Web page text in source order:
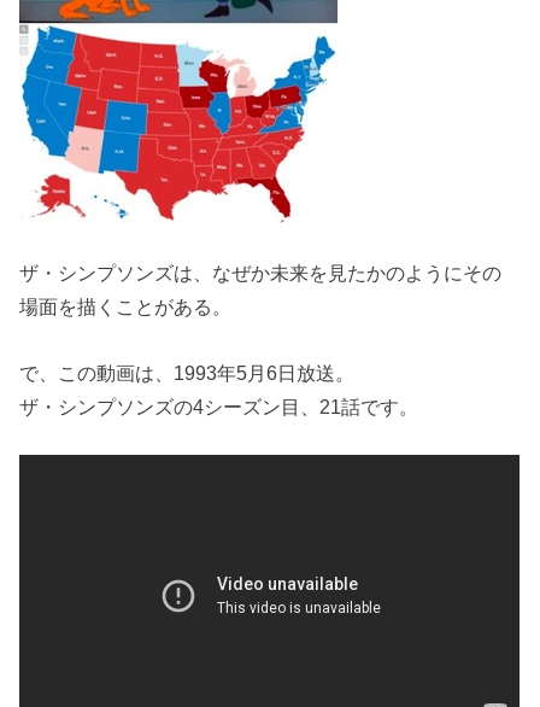
ザ・シンプソンズは、なぜか未来を見たかのようにその
場面を描くことがある。
で、この動画は、1993年5月6日放送。
ザ・シンプソンズの4シーズン目、21話です。